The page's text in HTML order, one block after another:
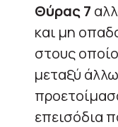
Θύρας 7
και μη
στους
μεταξύ
επεισόδια